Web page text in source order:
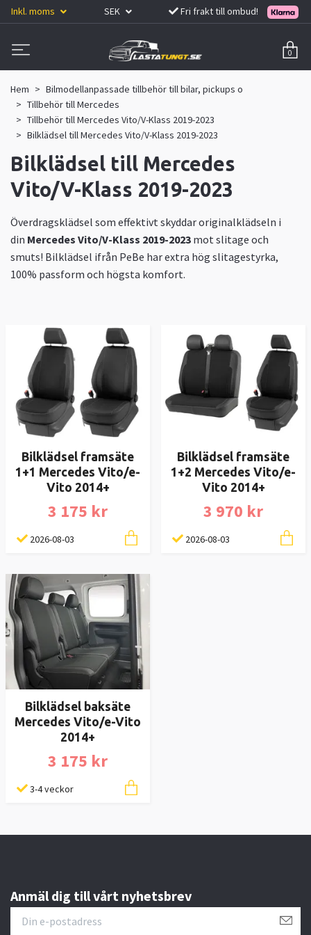
Inkl. moms SEK Fri frakt till ombud!
0
Hem
Bilmodellanpassade tillbehör till bilar, pickups o
Tillbehör till Mercedes
Tillbehör till Mercedes Vito/V-Klass 2019-2023
Bilklädsel till Mercedes Vito/V-Klass 2019-2023
Bilklädsel till Mercedes
Vito/V-Klass 2019-2023
Överdragsklädsel som effektivt skyddar originalklädseln i
din Mercedes Vito/V-Klass 2019-2023 mot slitage och
smuts! Bilklädsel ifrån PeBe har extra hög slitagestyrka,
100% passform och högsta komfort.
Bilklädsel framsäte
1+1 Mercedes Vito/e-
Vito 2014+
3 175 kr
2026-08-03
Bilklädsel framsäte
1+2 Mercedes Vito/e-
Vito 2014+
3 970 kr
2026-08-03
Bilklädsel baksäte
Mercedes Vito/e-Vito
2014+
3 175 kr
3-4 veckor
Anmäl dig till vårt nyhetsbrev